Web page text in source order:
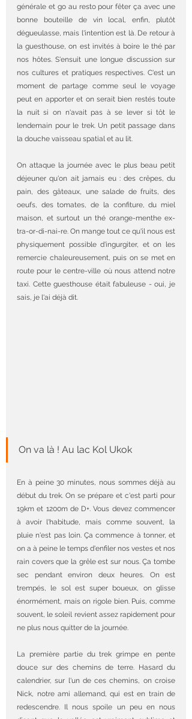
générale et go au resto pour fêter ça avec une
bonne bouteille de vin local, enfin, plutôt
dégueulasse, mais l'intention est là. De retour à
la guesthouse, on est invités à boire le thé par
nos hôtes. S'ensuit une longue discussion sur
nos cultures et pratiques respectives. C'est un
moment de partage comme seul le voyage
peut en apporter et on serait bien restés toute
la nuit si on n'avait pas à se lever si tôt le
lendemain pour le trek. Un petit passage dans
la douche vaisseau spatial et au lit.
On attaque la journée avec le plus beau petit
déjeuner qu'on ait jamais eu : des crêpes, du
pain, des gâteaux, une salade de fruits, des
oeufs, des tomates, de la confiture, du miel
maison, et surtout un thé orange-menthe ex-
tra-or-di-nai-re. On mange tout ce qu'il nous est
physiquement possible d'ingurgiter, et on les
remercie chaleureusement, puis on se met en
route pour le centre-ville où nous attend notre
taxi. Cette guesthouse était fabuleuse - oui, je
sais, je l'ai déjà dit.
On va là ! Au lac Kol Ukok
En à peine 30 minutes, nous sommes déjà au
début du trek. On se prépare et c'est parti pour
19km et 1200m de D+. Vous devez commencer
à avoir l'habitude, mais comme souvent, la
pluie n'est pas loin. Ça commence à tonner, et
on a à peine le temps d'enfiler nos vestes et nos
rain covers que la grêle est sur nous. Ça tombe
sec pendant environ deux heures. On est
trempés, le sol est super boueux, on glisse
énormément, mais on rigole bien. Puis, comme
souvent, le soleil revient assez rapidement pour
ne plus nous quitter de la journée.
La première partie du trek grimpe en pente
douce sur des chemins de terre. Hasard du
calendrier, sur l'un de ces chemins, on croise
Nick, notre ami allemand, qui est en train de
redescendre. Il nous spoile un peu en nous